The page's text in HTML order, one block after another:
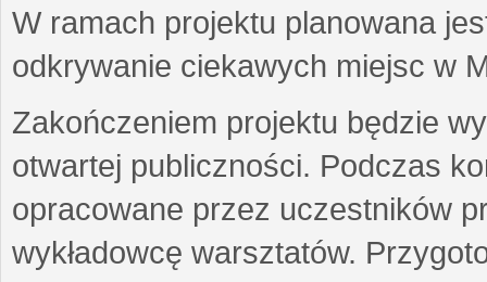
W ramach projektu planowana
odkrywanie ciekawych miejsc w
Zakończeniem projektu będzie
otwartej publiczności. Podczas
opracowane przez uczestników
wykładowcę warsztatów.